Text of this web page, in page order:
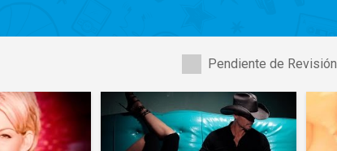
Pendiente de Revisión